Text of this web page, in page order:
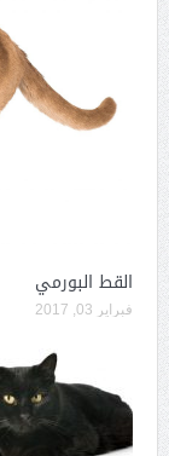
القط البورمي
فبراير 03, 2017